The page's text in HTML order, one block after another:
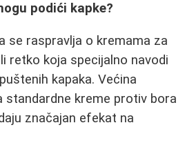
podići kapke?
se raspravlja o kremama za
retko koja specijalno navodi
kapaka. Većina
standardne kreme protiv bora
značajan efekat na